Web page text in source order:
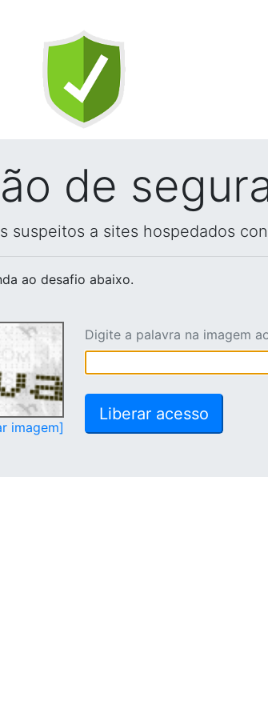
de
suspeitos a sites hospedados
ao desafio abaixo.
imagem]
Digite a palavra na imagem